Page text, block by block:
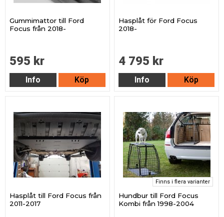
Gummimattor till Ford
Focus från 2018-
595 kr
Info Köp
Hasplåt för Ford Focus
2018-
4 795 kr
Info Köp
Hasplåt till Ford Focus från
2011-2017
Finns i flera varianter
Hundbur till Ford Focus
Kombi från 1998-2004